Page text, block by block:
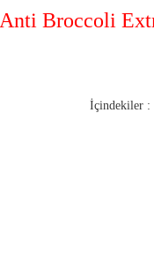
Anti Broccoli
İçindekiler :